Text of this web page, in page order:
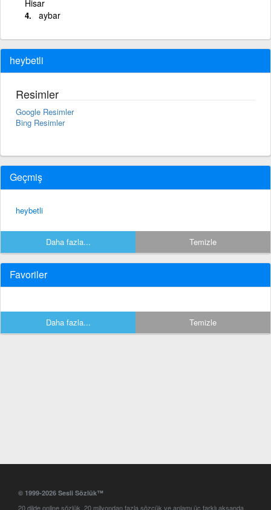
Hisar
aybar
heybetli
Resimler
Google Resimler
Bing Resimler
Geçmiş
heybetli
Daha fazla... Temizle
Favoriler
Daha fazla... Temizle
© 1999-2026 Sesli Sözlük™
20 dilde online sözlük. 20 milyondan fazla sözcük ve anlamı üç farklı aksanda